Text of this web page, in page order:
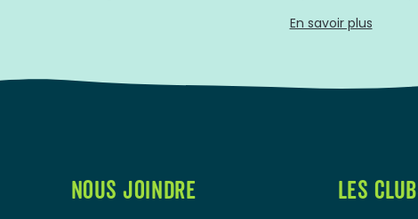
En savoir plus
NOUS JOINDRE LES